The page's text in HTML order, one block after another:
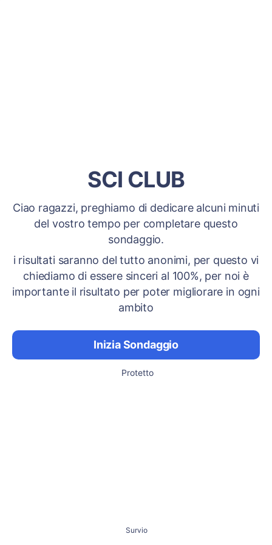
SCI CLUB
Ciao ragazzi, preghiamo di dedicare alcuni minuti
del vostro tempo per completare questo
sondaggio.
i risultati saranno del tutto anonimi, per questo vi
chiediamo di essere sinceri al 100%, per noi è
importante il risultato per poter migliorare in ogni
ambito
Inizia Sondaggio
Protetto
Survio